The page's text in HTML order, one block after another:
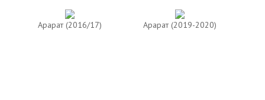
Арарат (2016/17) Арарат (2019-2020)